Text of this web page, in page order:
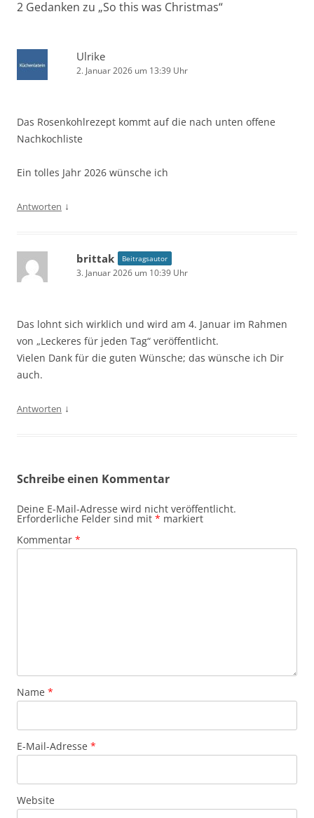
2 Gedanken zu „So this was Christmas“
Ulrike
2. Januar 2026 um 13:39 Uhr
Das Rosenkohlrezept kommt auf die nach unten offene
Nachkochliste
Ein tolles Jahr 2026 wünsche ich
Antworten ↓
brittak Beitragsautor
3. Januar 2026 um 10:39 Uhr
Das lohnt sich wirklich und wird am 4. Januar im Rahmen
von „Leckeres für jeden Tag“ veröffentlicht.
Vielen Dank für die guten Wünsche; das wünsche ich Dir
auch.
Antworten ↓
Schreibe einen Kommentar
Deine E-Mail-Adresse wird nicht veröffentlicht.
Erforderliche Felder sind mit * markiert
Kommentar *
Name *
E-Mail-Adresse *
Website